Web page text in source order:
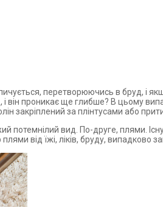
перетворюючись в бруд, і
проникає ще глибше? В цьому
закріплений за плінтусами або
вид. По-друге, плями.
від їжі, ліків, бруду, випадково